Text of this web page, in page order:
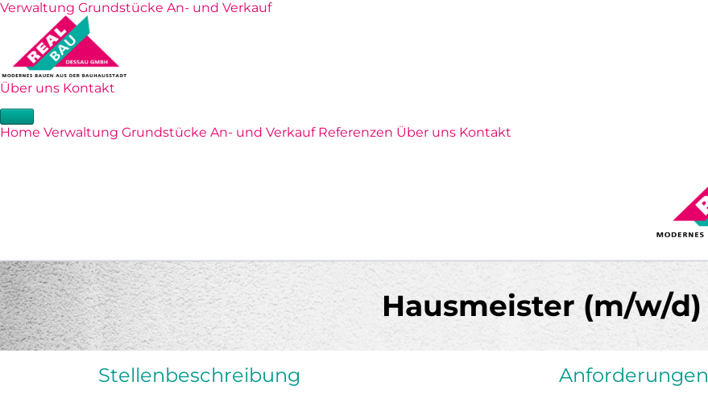
Verwaltung Grundstücke An- und Verkauf
Über uns Kontakt
Home Verwaltung Grundstücke An- und Verkauf Referenzen Über uns Kontakt
Hausmeister (m/w/d)
Stellenbeschreibung Anforderungen